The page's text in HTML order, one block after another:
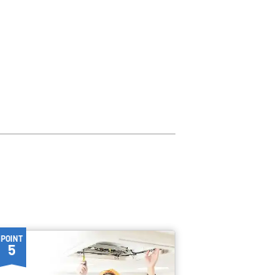
POINT
5